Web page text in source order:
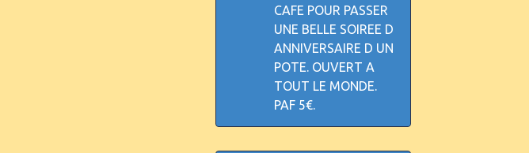
CAFE POUR PASSER
UNE BELLE SOIREE D
ANNIVERSAIRE D UN
POTE. OUVERT A
TOUT LE MONDE.
PAF 5€.